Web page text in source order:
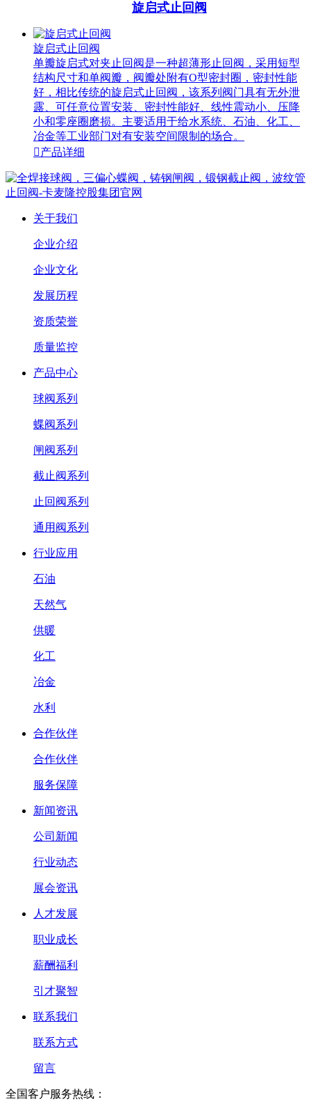
旋启式止回阀
旋启式止回阀
单瓣旋启式对夹止回阀是一种超薄形止回阀，采用短型
结构尺寸和单阀瓣，阀瓣处附有O型密封圈，密封性能
好，相比传统的旋启式止回阀，该系列阀门具有无外泄
露、可任意位置安装、密封性能好、线性震动小、压降
小和零座圈磨损。主要适用于给水系统、石油、化工、
冶金等工业部门对有安装空间限制的场合。
产品详细
关于我们
企业介绍
企业文化
发展历程
资质荣誉
质量监控
产品中心
球阀系列
蝶阀系列
闸阀系列
截止阀系列
止回阀系列
通用阀系列
行业应用
石油
天然气
供暖
化工
冶金
水利
合作伙伴
合作伙伴
服务保障
新闻资讯
公司新闻
行业动态
展会资讯
人才发展
职业成长
薪酬福利
引才聚智
联系我们
联系方式
留言
全国客户服务热线：